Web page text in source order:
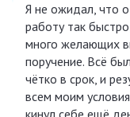
Я не ожидал, что
работу так
много желающих
поручение. Всё
чётко в срок, и
всем моим